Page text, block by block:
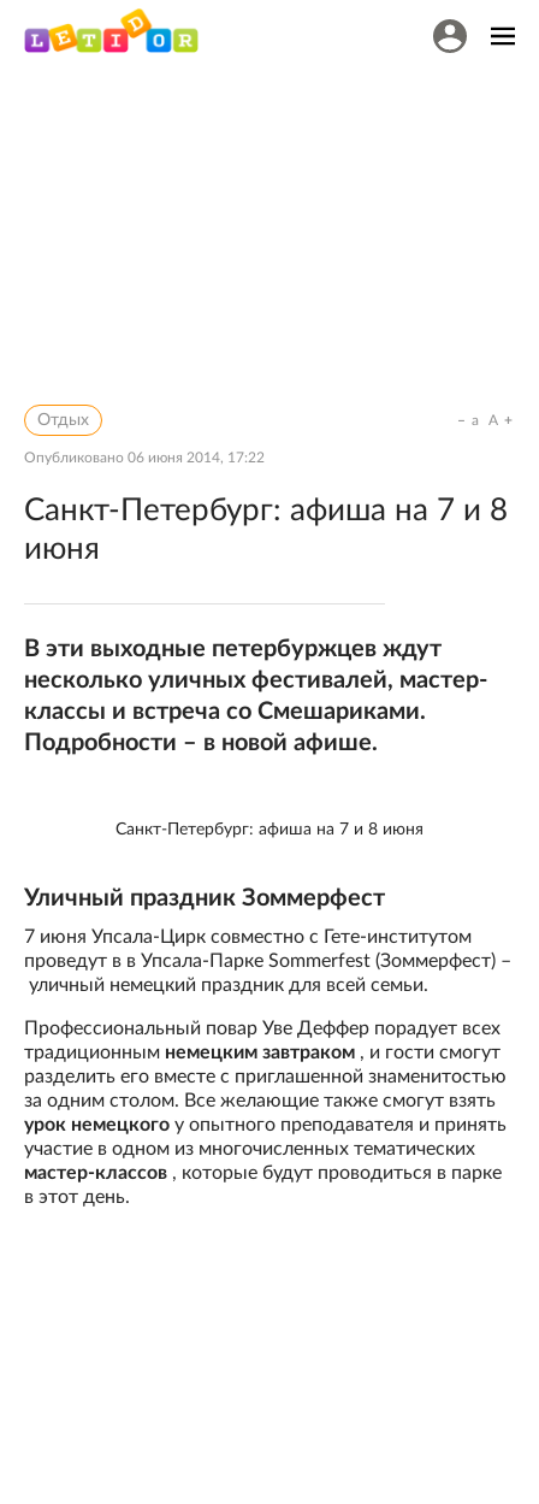
Отдых
Опубликовано 06 июня 2014, 17:22
a A
Санкт-Петербург: афиша на 7 и 8
июня
В эти выходные петербуржцев ждут
несколько уличных фестивалей, мастер-
классы и встреча со Смешариками.
Подробности – в новой афише.
Санкт-Петербург: афиша на 7 и 8 июня
Уличный праздник Зоммерфест
7 июня Упсала-Цирк совместно с Гете-институтом
проведут в в Упсала-Парке Sommerfest (Зоммерфест) –
уличный немецкий праздник для всей семьи.
Профессиональный повар Уве Деффер порадует всех
традиционным немецким завтраком , и гости смогут
разделить его вместе с приглашенной знаменитостью
за одним столом. Все желающие также смогут взять
урок немецкого у опытного преподавателя и принять
участие в одном из многочисленных тематических
мастер-классов , которые будут проводиться в парке
в этот день.